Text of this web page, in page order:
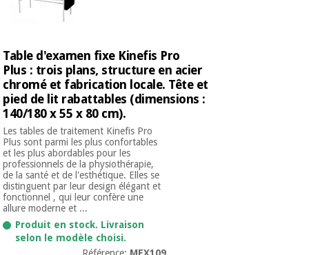
Table d'examen fixe Kinefis Pro
Plus : trois plans, structure en acier
chromé et fabrication locale. Tête et
pied de lit rabattables (dimensions :
140/180 x 55 x 80 cm).
Les tables de traitement Kinefis Pro
Plus sont parmi les plus confortables
et les plus abordables pour les
professionnels de la physiothérapie,
de la santé et de l'esthétique. Elles se
distinguent par leur design élégant et
fonctionnel , qui leur confère une
allure moderne et ...
Produit en stock. Livraison
selon le modèle choisi.
Référence: MEX109